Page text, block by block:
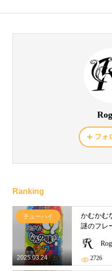
フォ
Ranking
2025.03.24
チューハイ
かむかむ
謎のフレ
2726